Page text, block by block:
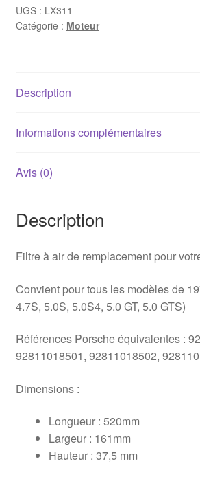
air
Porsche
UGS : LX311
Catégorie : Moteur
Description
Informations complémentaires
Avis (0)
Description
Filtre à air de remplacement pour
Convient pour tous les modèles de
4.7S, 5.0S, 5.0S4, 5.0 GT, 5.0 GTS)
Références Porsche équivalentes :
92811018501, 92811018502,
Dimensions :
Longueur : 520mm
Largeur : 161mm
Hauteur : 37,5 mm